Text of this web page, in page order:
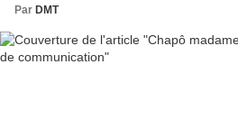
Par DMT